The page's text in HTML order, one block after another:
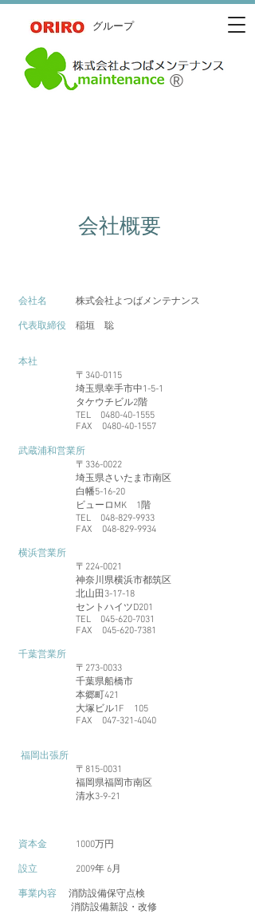
®
​グループ
会社概要
会社名 株式会社よつばメンテナンス
代表取締役 稲垣 聡
本社
〒340-0115
埼玉県幸手市中1-5-1
タケウチビル2階
TEL 0480-40-1555
FAX 0480-40-1557
武蔵浦和営業所
〒336-0022
埼玉県さいたま市南区
白幡5-16-20
ビューロMK 1階
TEL 048-829-9933
FAX 048-829-9934
横浜営業所
〒224-0021
神奈川県横浜市都筑区
北山田3-17-18
セントハイツD201
TEL 045-620-7031
FAX 045-620-7381
千葉営業所
〒273-0033
千葉県船橋市
本郷町421
大塚ビル1F 105
FAX 047-321-4040
福岡出張所
〒815-0031
福岡県福岡市南区
清水3-9-21
資本金 1000万円
設立 2009年 6月
事業内容
消防設備保守点検
消防設備新設・改修